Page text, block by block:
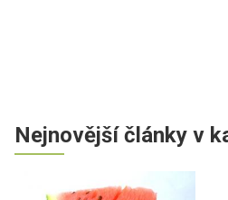
Nejnovější články v